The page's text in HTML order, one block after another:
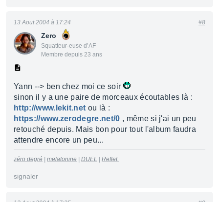
Zero
Squatteur·euse d’AF
Membre depuis 23 ans
13 Aout 2004 à 17:24 #8
Yann --> ben chez moi ce soir
sinon il y a une paire de morceaux écoutables là :
http://www.lekit.net ou là :
https://www.zerodegre.net/0 , même si j'ai un peu
retouché depuis. Mais bon pour tout l'album faudra
attendre encore un peu...
zéro degré melatonine DUEL Reflet.
signaler